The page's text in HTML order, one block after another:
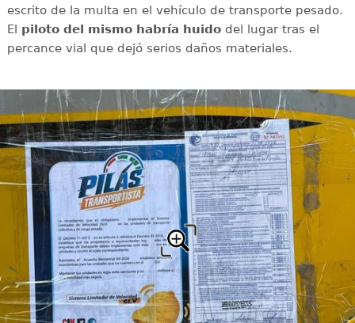
escrito de la multa en el vehículo de transporte pesado.
El piloto del mismo habría huidodel lugar tras el
percance vial que dejó serios daños materiales.